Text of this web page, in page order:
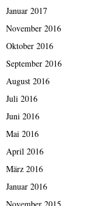
Januar 2017
November 2016
Oktober 2016
September 2016
August 2016
Juli 2016
Juni 2016
Mai 2016
April 2016
März 2016
Januar 2016